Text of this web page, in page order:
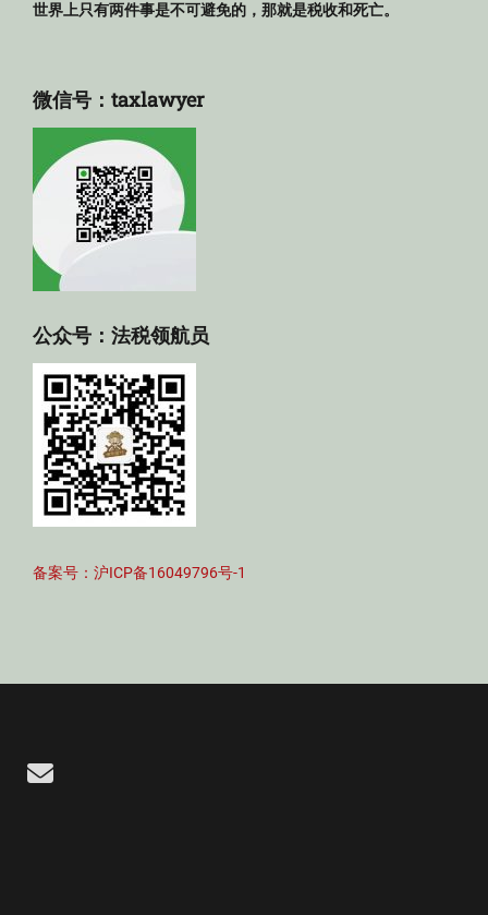
世界上只有两件事是不可避免的，那就是税收和死亡。
微信号：taxlawyer
公众号：法税领航员
备案号：沪ICP备16049796号-1
Email